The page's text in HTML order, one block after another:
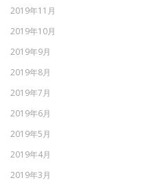
2019年11月
2019年10月
2019年9月
2019年8月
2019年7月
2019年6月
2019年5月
2019年4月
2019年3月